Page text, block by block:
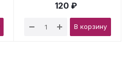
120 ₽
В корзину